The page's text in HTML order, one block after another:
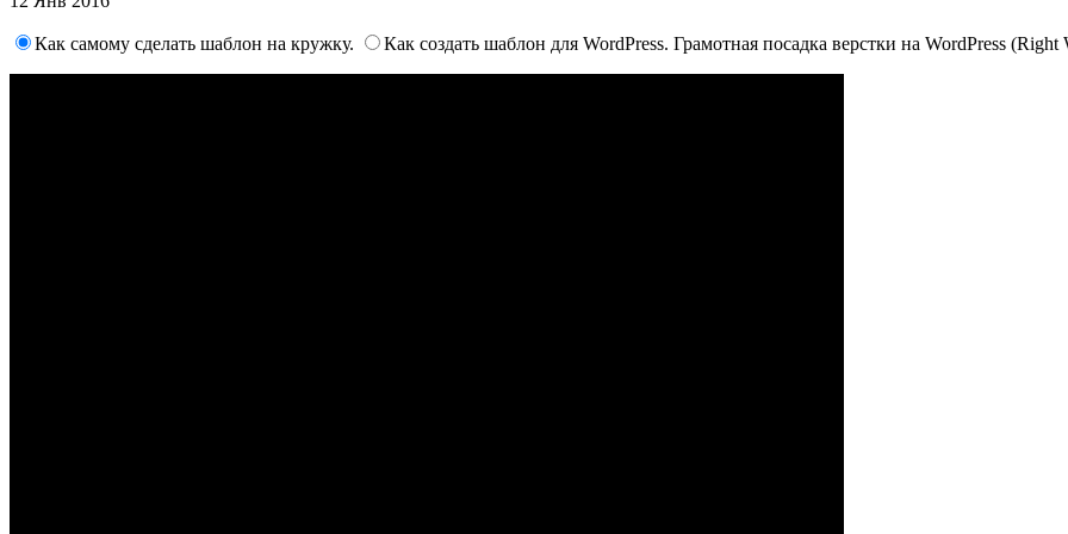
Как самому сделать шаблон на кружку. Как создать шаблон для WordPress. Грамотная посадка верстки на WordPress (Right